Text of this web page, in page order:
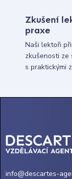
Zkušení
praxe
Naši lektoři
zkušenosti ze
s praktickými
info@descartes-